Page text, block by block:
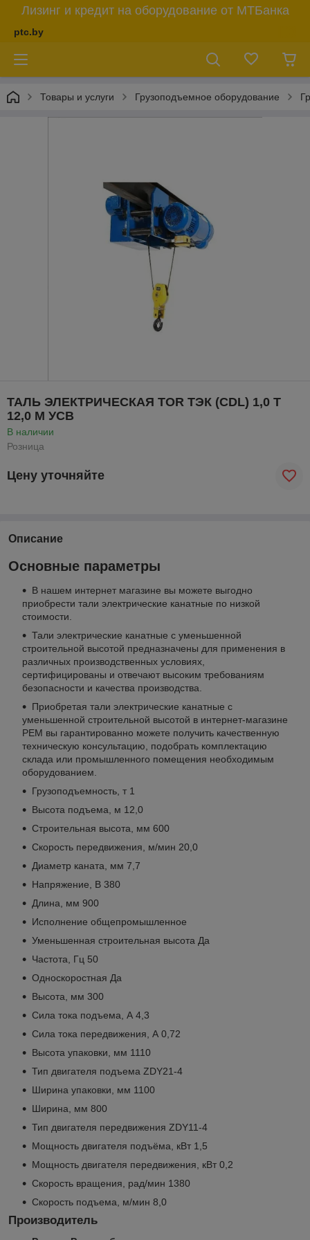
Лизинг и кредит на оборудование от МТБанка
ptc.by
Товары и услуги Грузоподъемное оборудование
ТАЛЬ ЭЛЕКТРИЧЕСКАЯ TOR ТЭК (CDL) 1,0 Т
12,0 М УСВ
В наличии
Розница
Цену уточняйте
Описание
Основные параметры
В нашем интернет магазине вы можете выгодно
приобрести тали электрические канатные по низкой
стоимости.
Тали электрические канатные с уменьшенной
строительной высотой предназначены для применения в
различных производственных условиях,
сертифицированы и отвечают высоким требованиям
безопасности и качества производства.
Приобретая тали электрические канатные с
уменьшенной строительной высотой в интернет-магазине
РЕМ вы гарантированно можете получить качественную
техническую консультацию, подобрать комплектацию
склада или промышленного помещения необходимым
оборудованием.
Грузоподъемность, т 1
Высота подъема, м 12,0
Строительная высота, мм 600
Скорость передвижения, м/мин 20,0
Диаметр каната, мм 7,7
Напряжение, В 380
Длина, мм 900
Исполнение общепромышленное
Уменьшенная строительная высота Да
Частота, Гц 50
Односкоростная Да
Высота, мм 300
Сила тока подъема, А 4,3
Сила тока передвижения, А 0,72
Высота упаковки, мм 1110
Тип двигателя подъема ZDY21-4
Ширина упаковки, мм 1100
Ширина, мм 800
Тип двигателя передвижения ZDY11-4
Мощность двигателя подъёма, кВт 1,5
Мощность двигателя передвижения, кВт 0,2
Скорость вращения, рад/мин 1380
Скорость подъема, м/мин 8,0
Производитель